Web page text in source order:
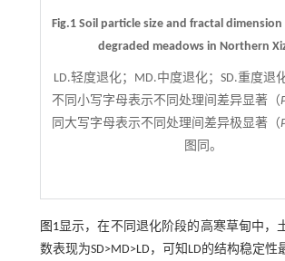
Fig.1 Soil particle size and fractal
degraded meadows in Northern
LD.轻度退化；MD.中度退化；SD.重度退
不同小写字母表示不同处理间差异显著（
同大写字母表示不同处理间差异极显著（
图同。
图1显示，在不同退化阶段的高寒草甸中，
数表现为SD>MD>LD，可知LD的结构稳定性